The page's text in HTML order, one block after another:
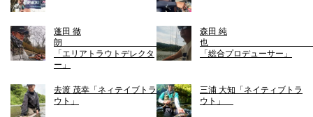
蓬田 徹
朗
「エリアトラウトデレクタ
ー」
森田 純
「総合プロデューサー」
去渡 茂幸「ネィテイブトラ
ウト」
三浦 大知「ネイティブトラ
ウト」